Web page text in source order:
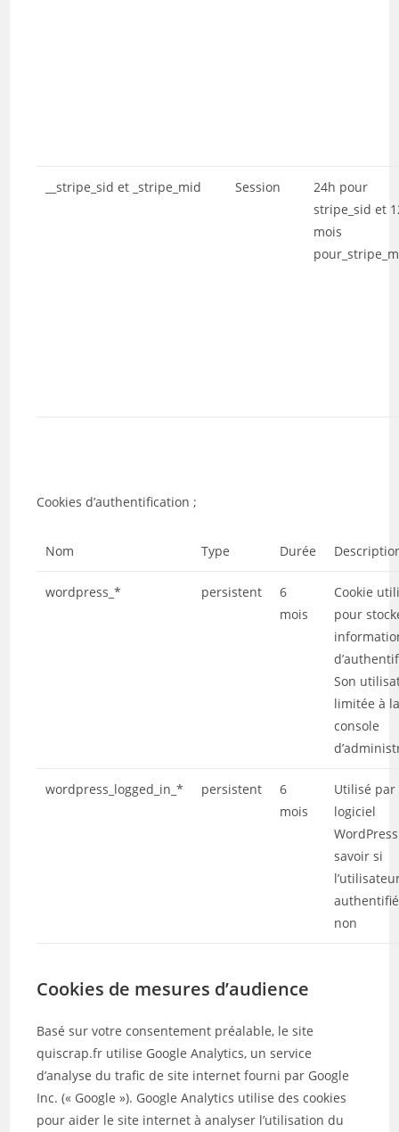
__stripe_sid et _stripe_mid Session
24h pour
stripe_sid et
mois
Cookies d’authentification ;
Nom Type Durée
wordpress_* persistent
6
mois
Cookie
pour
Son
limitée à
console
wordpress_logged_in_* persistent
6
mois
Utilisé par
logiciel
savoir si
non
Cookies de mesures d’audience
Basé sur votre consentement préalable, le site
quiscrap.fr utilise Google Analytics, un service
d’analyse du trafic de site internet fourni par Google
Inc. (« Google »). Google Analytics utilise des cookies
pour aider le site internet à analyser l’utilisation du